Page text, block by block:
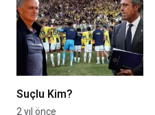
Suçlu Kim?
2 yıl önce